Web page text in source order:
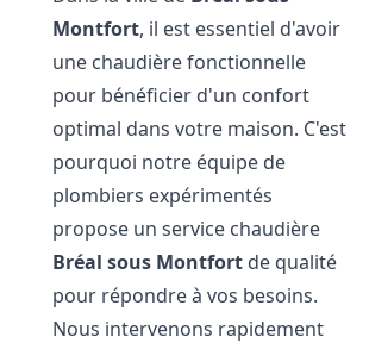
Montfort, il est essentiel d'avoir
une chaudière fonctionnelle
pour bénéficier d'un confort
optimal dans votre maison. C'est
pourquoi notre équipe de
plombiers expérimentés
propose un service chaudière
Bréal sous Montfort de qualité
pour répondre à vos besoins.
Nous intervenons rapidement